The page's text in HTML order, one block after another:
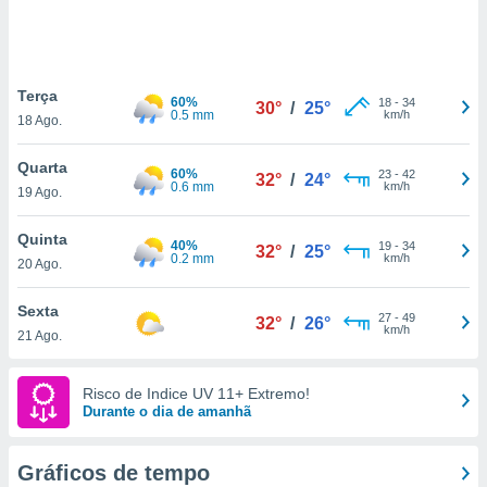
nós e
únicos
para
e
sitio
IP e
possam
com
Terça
18 Ago.
60%
0.5 mm
30° / 25° 18- 34
km/h
Quarta
19 Ago.
60%
0.6 mm
32° / 24° 23- 42
km/h
Quinta
20 Ago.
40%
0.2 mm
32° / 25° 19- 34
km/h
Sexta
21 Ago.
32° / 26° 27- 49
km/h
Risco de Indice UV 11+ Extremo!
Durante o dia de amanhã
Gráficos de tempo